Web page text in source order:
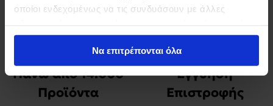
οποίοι ενδεχομένως να τις συνδυάσουν με άλλες
έχουν συλλέξει σε σχέση με την από μέρους σας χρήση
των υπηρεσιών τους.Να επιτρέπονται όλα
Πάνω από 14.000
Προϊόντα
Εγγύηση
Επιστροφής